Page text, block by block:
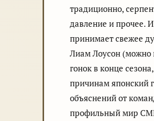
традиционно,
давление и прочее.
принимает свежее
Лиам Лоусон (можно
гонок в конце
причинам японский
объяснений от
профильный мир